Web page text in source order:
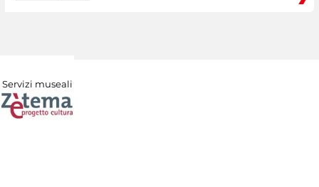
Servizi museali